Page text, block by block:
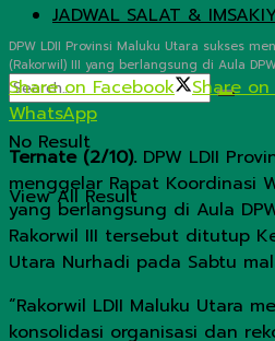
JADWAL SALAT &
No Result
View All Result
DPW LDII Provinsi Maluku Utara sukses
(Rakorwil) III yang berlangsung di Aula
Share on Facebook Share
WhatsApp
Ternate (2/10). DPW LDII
menggelar Rapat Koordinasi
yang berlangsung di Aula
Rakorwil III tersebut ditutup
Utara Nurhadi pada Sabtu
“Rakorwil LDII Maluku Utara
konsolidasi organisasi dan